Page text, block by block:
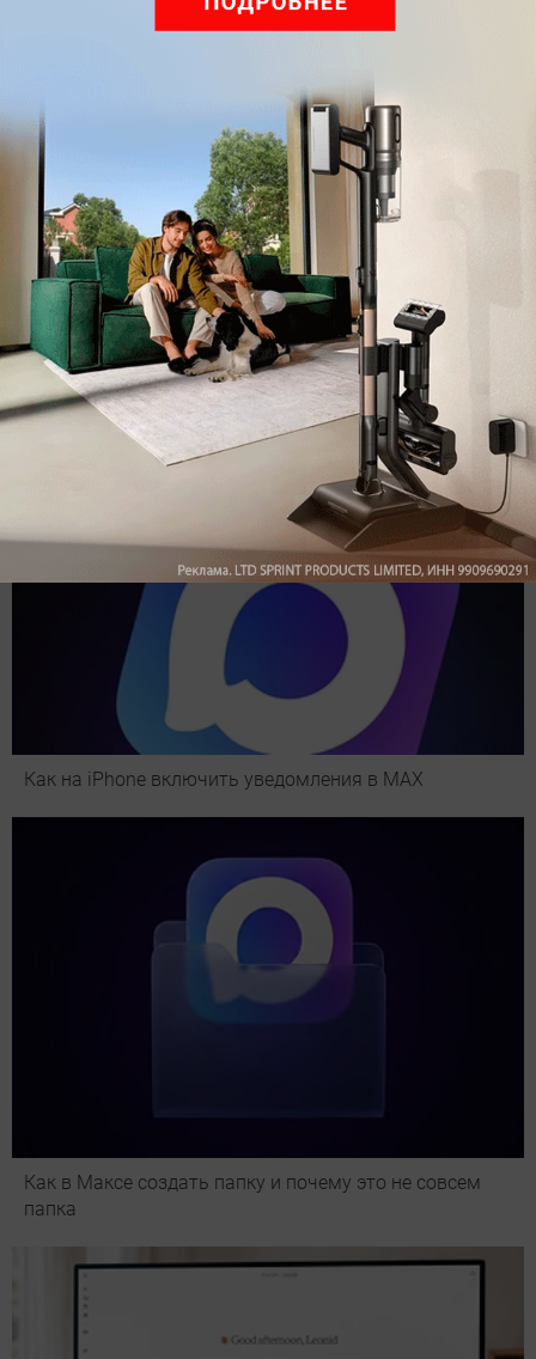
Подпишись на наш канал в мессенджере МАХ
Как на iPhone включить уведомления в MAX
Как в Максе создать папку и почему это не совсем
папка